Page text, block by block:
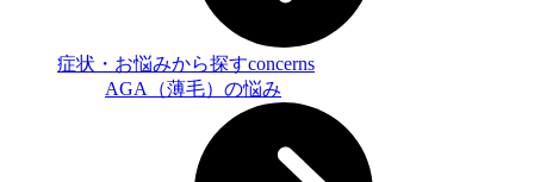
症状・お悩みから探すconcerns
AGA（薄毛）の悩み